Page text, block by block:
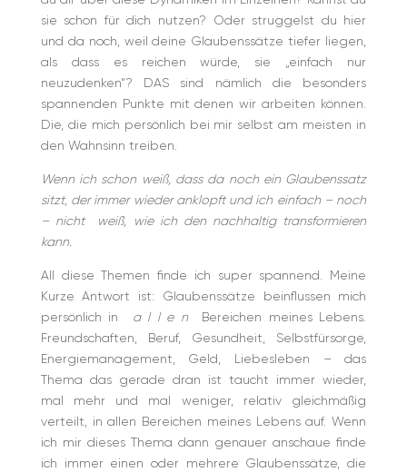
sie schon für dich nutzen? Oder struggelst du hier
und da noch, weil deine Glaubenssätze tiefer liegen,
als dass es reichen würde, sie „einfach nur
neuzudenken“? DAS sind nämlich die besonders
spannenden Punkte mit denen wir arbeiten können.
Die, die mich persönlich bei mir selbst am meisten in
den Wahnsinn treiben.
Wenn ich schon weiß, dass da noch ein Glaubenssatz
sitzt, der immer wieder anklopft und ich einfach – noch
– nicht
weiß, wie ich den nachhaltig transformieren
kann.
All diese Themen finde ich super spannend. Meine
Kurze Antwort ist: Glaubenssätze beinflussen mich
persönlich in
a l l e n
Bereichen meines Lebens.
Freundschaften, Beruf, Gesundheit, Selbstfürsorge,
Energiemanagement, Geld, Liebesleben – das
Thema das gerade dran ist taucht immer wieder,
mal mehr und mal weniger, relativ gleichmäßig
verteilt, in allen Bereichen meines Lebens auf. Wenn
ich mir dieses Thema dann genauer anschaue finde
ich immer einen oder mehrere Glaubenssätze, die